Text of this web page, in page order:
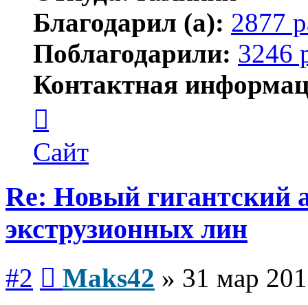
Благодарил (а): 2877
Поблагодарили: 3246
Контактная
пользователя
Maks42
Сайт
Re: Новый гигантский
экструзионных лин
#2 Maks42 » 31 мар